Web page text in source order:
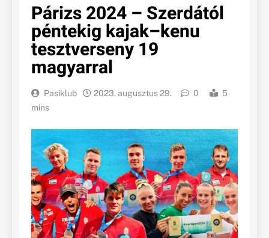
Párizs 2024 – Szerdától
péntekig kajak–kenu
tesztverseny 19
magyarral
Pasiklub 2023. augusztus 29. 0
5
mins